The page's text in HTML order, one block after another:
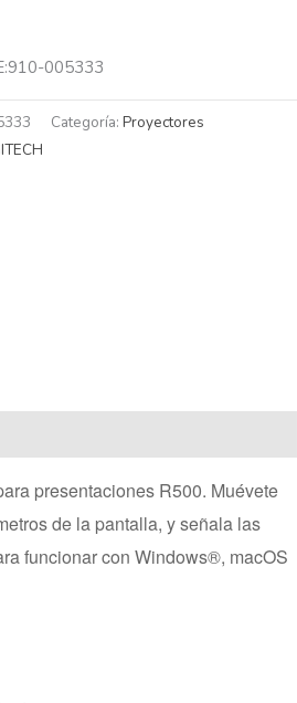
005333
Categoría:Proyectores
presentaciones R500. Muévete
de la pantalla, y señala las
funcionar con Windows®, macOS